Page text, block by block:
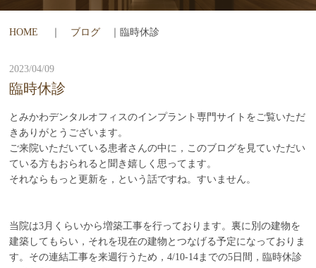
他院で断られた方
インプラント治療が不安な方へ
歯を失ってしまった方
お問合せ
インプラントQ&A
ブログ
ニュース
HOME ブログ ｜臨時休診
2023/04/09
臨時休診
とみかわデンタルオフィスのインプラント専門サイトをご覧いただ
きありがとうございます。
ご来院いただいている患者さんの中に，このブログを見ていただい
ている方もおられると聞き嬉しく思ってます。
それならもっと更新を，という話ですね。すいません。
当院は3月くらいから増築工事を行っております。裏に別の建物を
建築してもらい，それを現在の建物とつなげる予定になっておりま
す。その連結工事を来週行うため，4/10-14までの5日間，臨時休診